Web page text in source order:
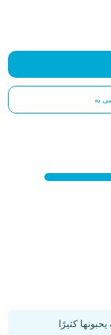
به
كثيرًا